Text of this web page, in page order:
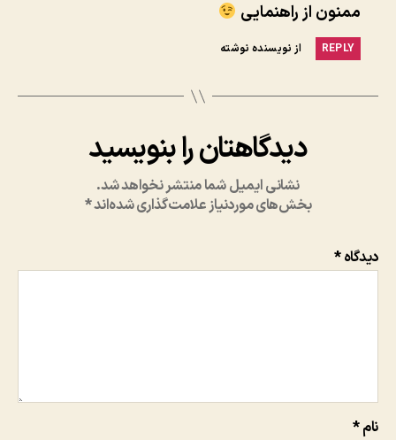
ممنون از راهنمایی
REPLY از نویسنده نوشته
دیدگاهتان را بنویسید
نشانی ایمیل شما منتشر نخواهد شد.
بخش‌های موردنیاز علامت‌گذاری شده‌اند*
دیدگاه*
نام*